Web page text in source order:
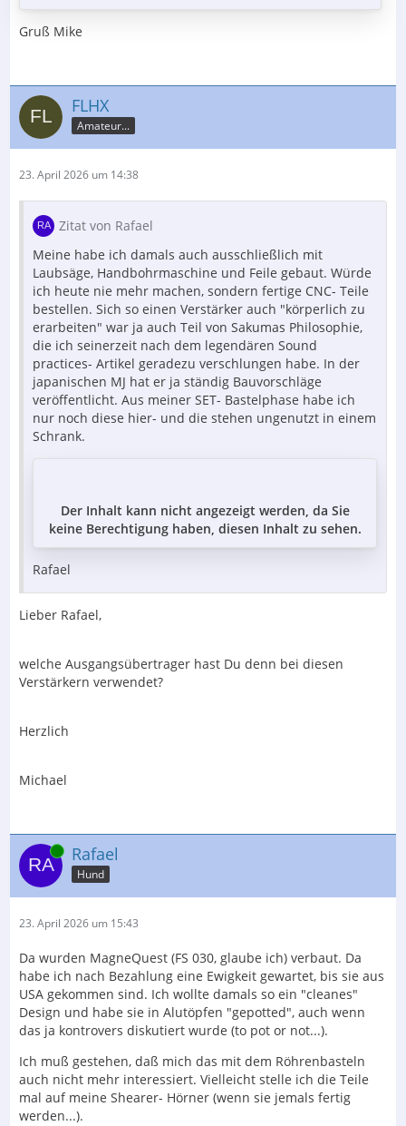
Gruß Mike
FLHX
Amateur...
23. April 2026 um 14:38
Zitat von Rafael
Meine habe ich damals auch ausschließlich mit
Laubsäge, Handbohrmaschine und Feile gebaut. Würde
ich heute nie mehr machen, sondern fertige CNC- Teile
bestellen. Sich so einen Verstärker auch "körperlich zu
erarbeiten" war ja auch Teil von Sakumas Philosophie,
die ich seinerzeit nach dem legendären Sound
practices- Artikel geradezu verschlungen habe. In der
japanischen MJ hat er ja ständig Bauvorschläge
veröffentlicht. Aus meiner SET- Bastelphase habe ich
nur noch diese hier- und die stehen ungenutzt in einem
Schrank.
Der Inhalt kann nicht angezeigt werden, da Sie
keine Berechtigung haben, diesen Inhalt zu sehen.
Rafael
Lieber Rafael,
welche Ausgangsübertrager hast Du denn bei diesen
Verstärkern verwendet?
Herzlich
Michael
Online Rafael
Hund
23. April 2026 um 15:43
Da wurden MagneQuest (FS 030, glaube ich) verbaut. Da
habe ich nach Bezahlung eine Ewigkeit gewartet, bis sie aus
USA gekommen sind. Ich wollte damals so ein "cleanes"
Design und habe sie in Alutöpfen "gepotted", auch wenn
das ja kontrovers diskutiert wurde (to pot or not...).
Ich muß gestehen, daß mich das mit dem Röhrenbasteln
auch nicht mehr interessiert. Vielleicht stelle ich die Teile
mal auf meine Shearer- Hörner (wenn sie jemals fertig
werden...).